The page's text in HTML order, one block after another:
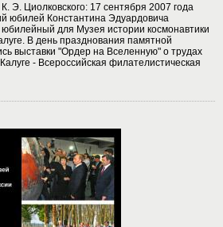
Э. Циолковского: 17 сентября 2007 года
юбилей Константина Эдуардовича
юбилейный для Музея истории космонавтики
В день празднования памятной
выставки "Ордер на Вселенную" о трудах
- Всероссийская филателистическая